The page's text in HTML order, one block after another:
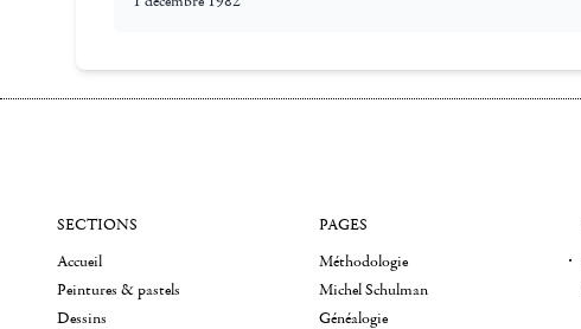
SECTIONS
Accueil
Peintures & pastels
Dessins
PAGES
Méthodologie
Michel Schulman
Généalogie